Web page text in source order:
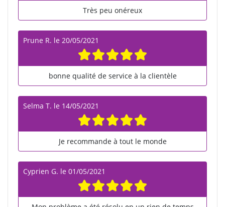
Très peu onéreux
Prune R. le 20/05/2021
bonne qualité de service à la clientèle
Selma T. le 14/05/2021
Je recommande à tout le monde
Cyprien G. le 01/05/2021